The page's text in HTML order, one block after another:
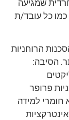
שמגיעה
כל עובד/ת
הרוחניות
הסיבה:
פרופר
חומרי למידה